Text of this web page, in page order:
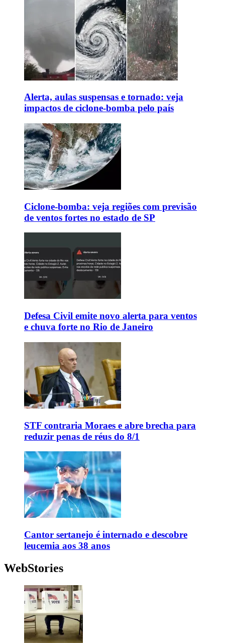
Alerta, aulas suspensas e tornado: veja
impactos de ciclone-bomba pelo país
Ciclone-bomba: veja regiões com previsão
de ventos fortes no estado de SP
Defesa Civil emite novo alerta para ventos
e chuva forte no Rio de Janeiro
STF contraria Moraes e abre brecha para
reduzir penas de réus do 8/1
Cantor sertanejo é internado e descobre
leucemia aos 38 anos
WebStories